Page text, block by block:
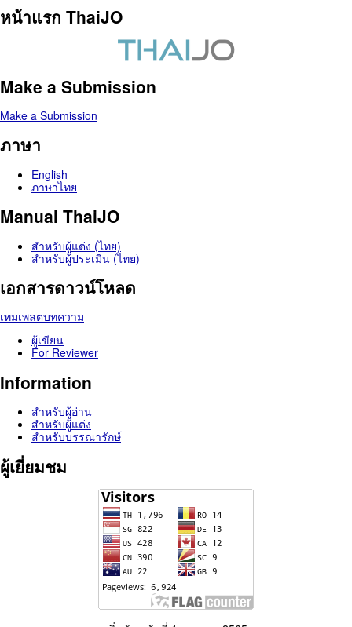
หน้าแรก ThaiJO
Make a Submission
Make a Submission
ภาษา
English
ภาษาไทย
Manual ThaiJO
สำหรับผู้แต่ง (ไทย)
สำหรับผู้ประเมิน (ไทย)
เอกสารดาวน์โหลด
เทมเพลตบทความ
ผู้เขียน
For Reviewer
Information
สำหรับผู้อ่าน
สำหรับผู้แต่ง
สำหรับบรรณารักษ์
ผู้เยี่ยมชม